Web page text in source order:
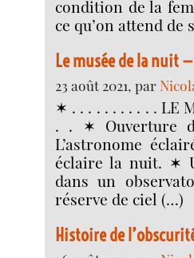
condition de la
ce qu’on attend
Le musée de la nuit
23 août 2021, par
✶ . . . . . . . . . . . LE
. . ✶ Ouverture
L’astronome
éclaire la nuit. ✶
dans un
réserve de ciel (…)
Histoire de